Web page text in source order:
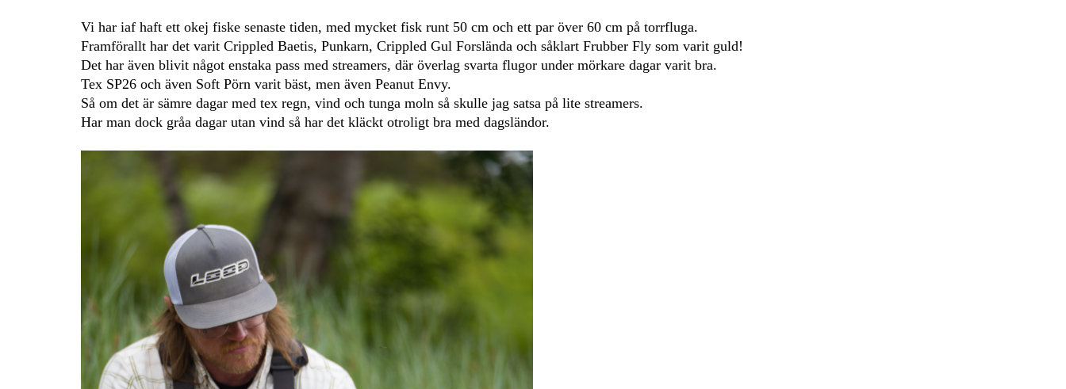
Vi har iaf haft ett okej fiske senaste tiden, med mycket fisk runt 50 cm och ett par över 60 cm på torrfluga.
Framförallt har det varit Crippled Baetis, Punkarn, Crippled Gul Forslända och såklart Frubber Fly som varit guld!
Det har även blivit något enstaka pass med streamers, där överlag svarta flugor under mörkare dagar varit bra.
Tex SP26 och även Soft Pörn varit bäst, men även Peanut Envy.
Så om det är sämre dagar med tex regn, vind och tunga moln så skulle jag satsa på lite streamers.
Har man dock gråa dagar utan vind så har det kläckt otroligt bra med dagsländor.